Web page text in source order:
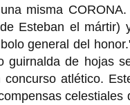
misma
Esteban el mártir)
general del
de hojas
atlético.